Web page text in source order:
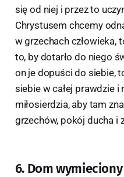
się od niej i przez to
Chrystusem chcemy
w grzechach człowieka,
to, by dotarło do niego
on je dopuści do siebie,
siebie w całej prawdzie
miłosierdzia, aby tam
grzechów, pokój ducha i
6. Dom